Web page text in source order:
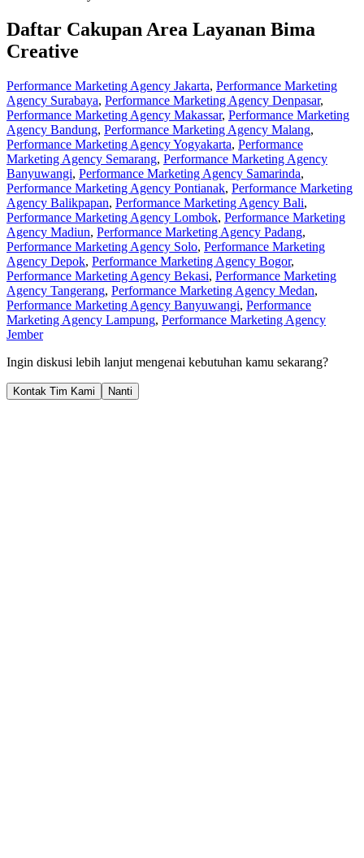
Daftar Cakupan Area Layanan Bima
Creative
Performance Marketing Agency Jakarta, Performance Marketing
Agency Surabaya, Performance Marketing Agency Denpasar,
Performance Marketing Agency Makassar, Performance Marketing
Agency Bandung, Performance Marketing Agency Malang,
Performance Marketing Agency Yogyakarta, Performance
Marketing Agency Semarang, Performance Marketing Agency
Banyuwangi, Performance Marketing Agency Samarinda,
Performance Marketing Agency Pontianak, Performance Marketing
Agency Balikpapan, Performance Marketing Agency Bali,
Performance Marketing Agency Lombok, Performance Marketing
Agency Madiun, Performance Marketing Agency Padang,
Performance Marketing Agency Solo, Performance Marketing
Agency Depok, Performance Marketing Agency Bogor,
Performance Marketing Agency Bekasi, Performance Marketing
Agency Tangerang, Performance Marketing Agency Medan,
Performance Marketing Agency Banyuwangi, Performance
Marketing Agency Lampung, Performance Marketing Agency
Jember
Ingin diskusi lebih lanjut mengenai kebutuhan kamu sekarang?
Kontak Tim Kami Nanti